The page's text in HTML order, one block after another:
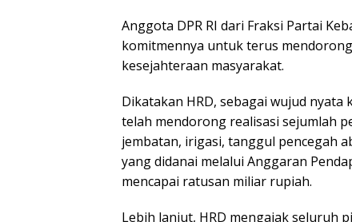
Anggota DPR RI dari Fraksi Partai
komitmennya untuk terus
kesejahteraan masyarakat.
Dikatakan HRD, sebagai wujud nyata
telah mendorong realisasi sejumlah
jembatan, irigasi, tanggul pencegah
yang didanai melalui Anggaran
mencapai ratusan miliar rupiah.
Lebih lanjut, HRD mengajak seluruh